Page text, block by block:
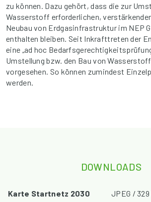
zu können. Dazu gehört, dass die zur
Wasserstoff erforderlichen,
Neubau von Erdgasinfrastruktur im NEP
enthalten bleiben. Seit Inkrafttreten der
eine „ad hoc
Umstellung bzw. den Bau von
vorgesehen. So können zumindest
werden.
DOWNLOADS
Karte Startnetz 2030 JPEG /